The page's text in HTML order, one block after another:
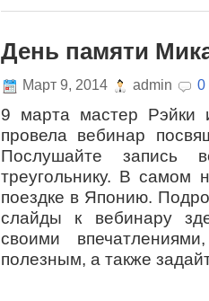
День памяти
Март 9, 2014 admin 0
9 марта мастер Рэйки
провела вебинар
Послушайте запись
треугольнику. В самом
поездке в Японию.
слайды к вебинару
своими
полезным, а также